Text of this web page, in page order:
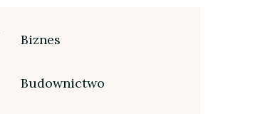
Biznes
Budownictwo